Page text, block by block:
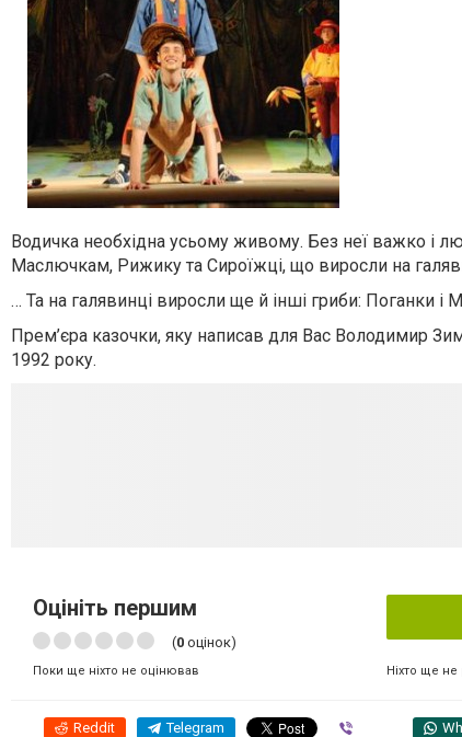
Водичка необхідна усьому живому. Без неї важко і
Маслючкам, Рижику та Сироїжці, що виросли на
… Та на галявинці виросли ще й інші гриби: Поганки
Прем’єра казочки, яку написав для Вас Володимир
1992 року.
Оцініть першим
(0 оцінок)
Поки ще ніхто не оцінював Ніхто ще
Reddit Telegram